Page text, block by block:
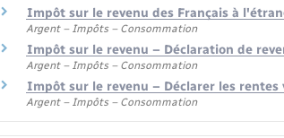
Impôt sur le revenu des Français à
Argent – Impôts – Consommation
Impôt sur le revenu – Déclaration de
Argent – Impôts – Consommation
Impôt sur le revenu – Déclarer les rentes
Argent – Impôts – Consommation